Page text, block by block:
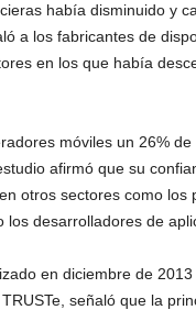
había disminuido y
a los fabricantes de
en los que había
móviles un 26%
afirmó que su
otros sectores como los
los desarrolladores de
en diciembre de
señaló que la